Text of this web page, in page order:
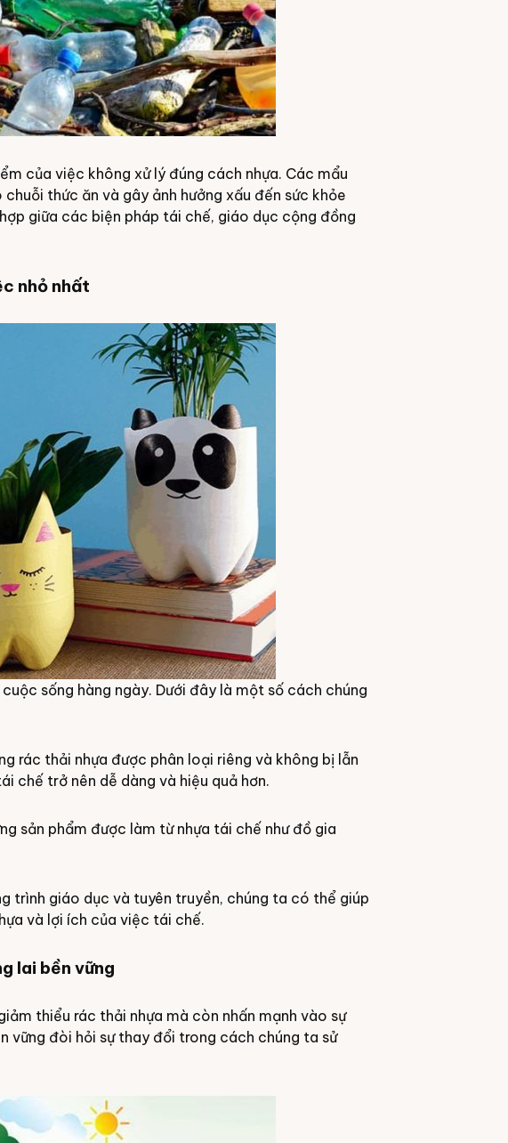
của việc không xử lý đúng cách nhựa. Các mẩu
thức ăn và gây ảnh hưởng xấu đến sức khỏe
giữa các biện pháp tái chế, giáo dục cộng đồng
nhỏ nhất
sống hàng ngày. Dưới đây là một số cách chúng
rác thải nhựa được phân loại riêng và không bị lẫn
chế trở nên dễ dàng và hiệu quả hơn.
sản phẩm được làm từ nhựa tái chế như đồ gia
trình giáo dục và tuyên truyền, chúng ta có thể giúp
và lợi ích của việc tái chế.
lai bền vững
thiểu rác thải nhựa mà còn nhấn mạnh vào sự
vững đòi hỏi sự thay đổi trong cách chúng ta sử